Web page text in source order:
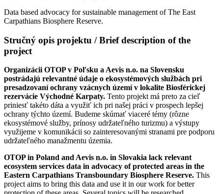
Data based advocacy for sustainable management of The East
Carpathians Biosphere Reserve.
Stručný opis projektu / Brief description of the
project
Organizácii OTOP v Poľsku a Aevis n.o. na Slovensku
postrádajú relevantné údaje o ekosystémových službách pri
presadzovaní ochrany vzácnych území v lokalite Biosférickej
rezervácie Východné Karpaty. Tento projekt má preto za cieľ
priniesť takéto dáta a využiť ich pri našej práci v prospech lepšej
ochrany týchto území. Budeme skúmať viaceré témy (rôzne
ekosystémové služby, prínosy udržateľného turizmu) a výstupy
využijeme v komunikácii so zainteresovanými stranami pre podporu
udržateľného manažmentu územia.
OTOP in Poland and Aevis n.o. in Slovakia lack relevant
ecosystem services data in advocacy of protected areas in the
Eastern Carpathians Transboundary Biosphere Reserve. This
project aims to bring this data and use it in our work for better